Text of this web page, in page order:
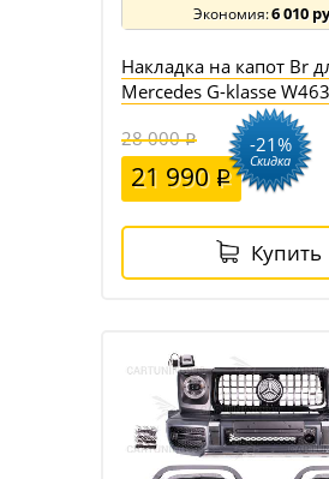
6 010
Накладка на капот Br
Mercedes G-klasse
28 000
21 990
-21%
Скидка
Купить